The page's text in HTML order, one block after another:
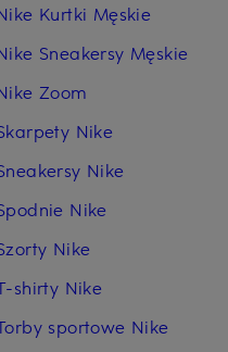
Kurtki Męskie
Sneakersy Męskie
Zoom
Nike
Nike
Nike
Nike
shirty Nike
sportowe Nike